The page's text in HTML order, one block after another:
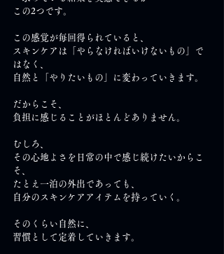
この2つです。
この感覚が毎回得られていると、
スキンケアは「やらなければいけないもの」で
はなく、
自然と「やりたいもの」に変わっていきます。
だからこそ、
負担に感じることがほとんどありません。
むしろ、
その心地よさを日常の中で感じ続けたいからこ
そ、
たとえ一泊の外出であっても、
自分のスキンケアアイテムを持っていく。
そのくらい自然に、
習慣として定着していきます。